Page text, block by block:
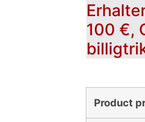
100 €,
Product